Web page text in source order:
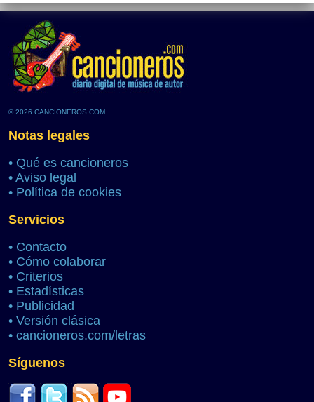
© 2026 CANCIONEROS.COM
Notas legales
• Qué es cancioneros
• Aviso legal
• Política de cookies
Servicios
• Contacto
• Cómo colaborar
• Criterios
• Estadísticas
• Publicidad
• Versión clásica
• cancioneros.com/letras
Síguenos